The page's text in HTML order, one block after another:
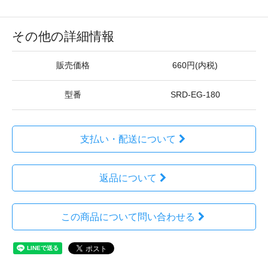
その他の詳細情報
販売価格 660円(内税)
型番 SRD-EG-180
支払い・配送について
返品について
この商品について問い合わせる